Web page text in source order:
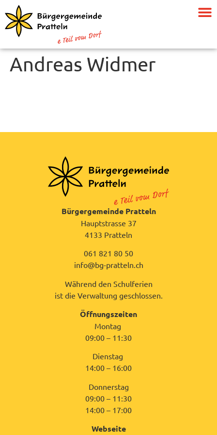
Andreas Widmer
Bürgergemeinde Pratteln
Hauptstrasse 37
4133 Pratteln
061 821 80 50
info@bg-pratteln.ch
Während den Schulferien
ist die Verwaltung geschlossen.
Öffnungszeiten
Montag
09:00 – 11:30
Dienstag
14:00 – 16:00
Donnerstag
09:00 – 11:30
14:00 – 17:00
Webseite